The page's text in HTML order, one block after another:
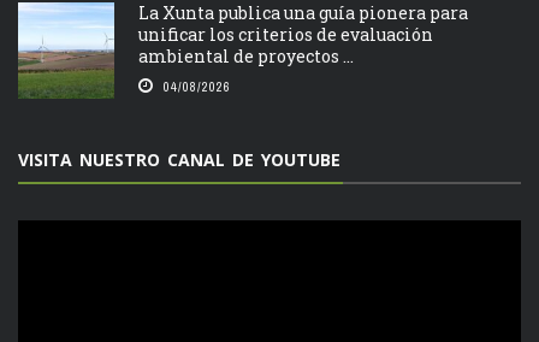
La Xunta publica una guía pionera para
unificar los criterios de evaluación
ambiental de proyectos ...
04/08/2026
VISITA NUESTRO CANAL DE YOUTUBE